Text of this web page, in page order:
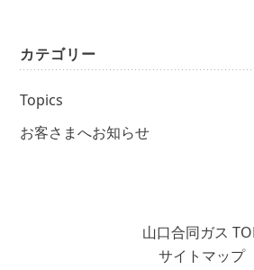
カテゴリー
Topics
お客さまへお知らせ
山口合同ガス
サイトマップ